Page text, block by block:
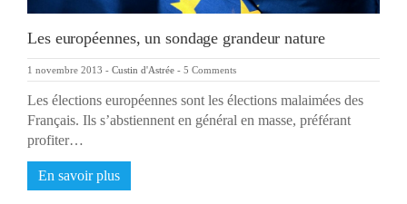
Les européennes, un sondage grandeur nature
1 novembre 2013 - Custin d'Astrée - 5 Comments
Les élections européennes sont les élections malaimées des
Français. Ils s’abstiennent en général en masse, préférant
profiter…
En savoir plus